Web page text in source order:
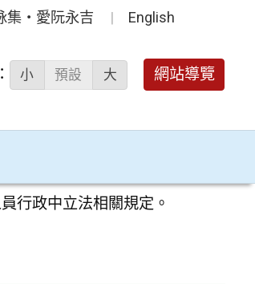
集‧愛阮永吉 English
小 預設 大 網站導覽
行政中立法相關規定。